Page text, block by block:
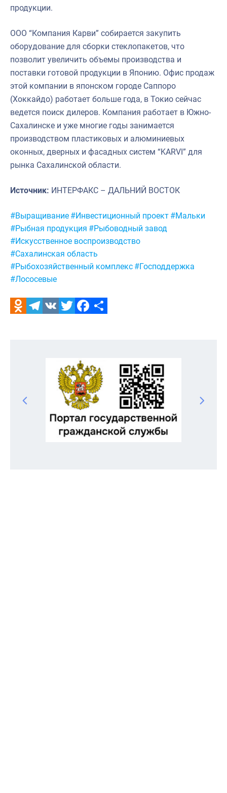
продукции.
ООО “Компания Карви” собирается закупить
оборудование для сборки стеклопакетов, что
позволит увеличить объемы производства и
поставки готовой продукции в Японию. Офис продаж
этой компании в японском городе Саппоро
(Хоккайдо) работает больше года, в Токио сейчас
ведется поиск дилеров. Компания работает в Южно-
Сахалинске и уже многие годы занимается
производством пластиковых и алюминиевых
оконных, дверных и фасадных систем “KARVI” для
рынка Сахалинской области.
Источник: ИНТЕРФАКС – ДАЛЬНИЙ ВОСТОК
Метки:
#Выращивание #Инвестиционный проект #Мальки
#Рыбная продукция #Рыбоводный завод
#Искусственное воспроизводство
#Сахалинская область
#Рыбохозяйственный комплекс #Господдержка
#Лососевые